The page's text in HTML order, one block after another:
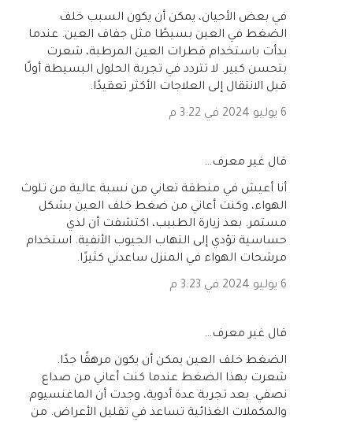
في بعض الأحيان، يمكن أن يكون السبب خلف
الضغط في العين بسيطًا مثل جفاف العين. عندما
بدأت باستخدام قطرات العين المرطبة، شعرت
بتحسن كبير. لا تتردد في تجربة الحلول البسيطة أولًا
قبل الانتقال إلى العلاجات الأكثر تعقيدًا.
6 يوليو 2024 في 3:22 م
‏قال غير معرف…
أنا أعيش في منطقة تعاني من نسبة عالية من تلوث
الهواء، وكنت أعاني من ضغط خلف العين بشكل
مستمر. بعد زيارة الطبيب، اكتشفت أن لدي
حساسية تؤدي إلى التهاب الجيوب الأنفية. استخدام
مرشحات الهواء في المنزل ساعدني كثيرًا.
6 يوليو 2024 في 3:23 م
‏قال غير معرف…
الضغط خلف العين يمكن أن يكون مرهقًا جدًا.
شعرت بهذا الضغط عندما كنت أعاني من صداع
نصفي. بعد تجربة عدة أدوية، وجدت أن الماغنسيوم
والمكملات الغذائية تساعد في تقليل الأعراض. من